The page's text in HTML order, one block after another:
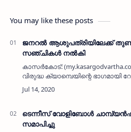
You may like these posts
ജനറല്‍ ആശുപത്രിയിലേക്ക്
സഞ്ചികള്‍ നല്‍കി
കാസര്‍കോട്:
വിരുദ്ധ ക്യാമ്പെയിന്റെ ഭാഗമായി
കാസര്‍കോട് ജില്ലാ കമ്മിറ്റി ജനറല്‍
ആശുപത്രിയിലേക്ക് തുണിസഞ…
ടെന്നീസ് വോളിബോള്‍
സമാപിച്ചു